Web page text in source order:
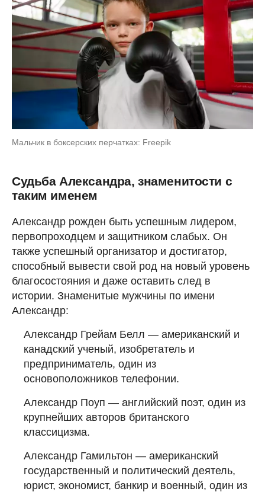
Мальчик в боксерских перчатках: Freepik
Судьба Александра, знаменитости с
таким именем
Александр рожден быть успешным лидером,
первопроходцем и защитником слабых. Он
также успешный организатор и достигатор,
способный вывести свой род на новый уровень
благосостояния и даже оставить след в
истории. Знаменитые мужчины по имени
Александр:
Александр Грейам Белл — американский и
канадский ученый, изобретатель и
предприниматель, один из
основоположников телефонии.
Александр Поуп — английский поэт, один из
крупнейших авторов британского
классицизма.
Александр Гамильтон — американский
государственный и политический деятель,
юрист, экономист, банкир и военный, один из